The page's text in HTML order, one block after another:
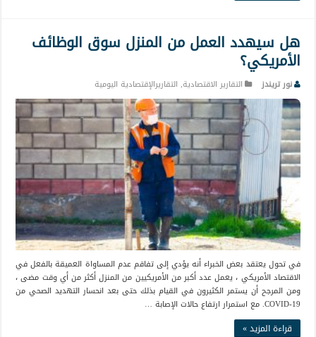
هل سيهدد العمل من المنزل سوق الوظائف
الأمريكي؟
نور تريندز التقارير الاقتصادية, التقاريرالإقتصادية اليومية
في تحول يعتقد بعض الخبراء أنه يؤدي إلى تفاقم عدم المساواة العميقة بالفعل في
الاقتصاد الأمريكي ، يعمل عدد أكبر من الأمريكيين من المنزل أكثر من أي وقت مضى ،
ومن المرجح أن يستمر الكثيرون في القيام بذلك حتى بعد انحسار التهديد الصحي من
COVID-19. مع استمرار ارتفاع حالات الإصابة …
قراءة المزيد »